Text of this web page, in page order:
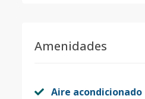
Amenidades
Aire acondicionado